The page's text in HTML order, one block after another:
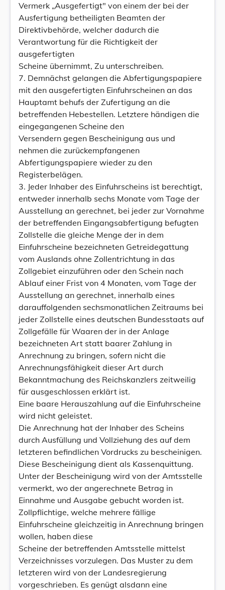
Vermerk „Ausgefertigt" von einem der bei der
Ausfertigung betheiligten Beamten der
Direktivbehörde, welcher dadurch die
Verantwortung für die Richtigkeit der
ausgefertigten
Scheine übernimmt, Zu unterschreiben.
7. Demnächst gelangen die Abfertigungspapiere
mit den ausgefertigten Einfuhrscheinen an das
Hauptamt behufs der Zufertigung an die
betreffenden Hebestellen. Letztere händigen die
eingegangenen Scheine den
Versendern gegen Bescheinigung aus und
nehmen die zurückempfangenen
Abfertigungspapiere wieder zu den
Registerbelägen.
3. Jeder Inhaber des Einfuhrscheins ist berechtigt,
entweder innerhalb sechs Monate vom Tage der
Ausstellung an gerechnet, bei jeder zur Vornahme
der betreffenden Eingangsabfertigung befugten
Zollstelle die gleiche Menge der in dem
Einfuhrscheine bezeichneten Getreidegattung
vom Auslands ohne Zollentrichtung in das
Zollgebiet einzuführen oder den Schein nach
Ablauf einer Frist von 4 Monaten, vom Tage der
Ausstellung an gerechnet, innerhalb eines
darauffolgenden sechsmonatlichen Zeitraums bei
jeder Zollstelle eines deutschen Bundesstaats auf
Zollgefälle für Waaren der in der Anlage
bezeichneten Art statt baarer Zahlung in
Anrechnung zu bringen, sofern nicht die
Anrechnungsfähigkeit dieser Art durch
Bekanntmachung des Reichskanzlers zeitweilig
für ausgeschlossen erklärt ist.
Eine baare Herauszahlung auf die Einfuhrscheine
wird nicht geleistet.
Die Anrechnung hat der Inhaber des Scheins
durch Ausfüllung und Vollziehung des auf dem
letzteren befindlichen Vordrucks zu bescheinigen.
Diese Bescheinigung dient als Kassenquittung.
Unter der Bescheinigung wird von der Amtsstelle
vermerkt, wo der angerechnete Betrag in
Einnahme und Ausgabe gebucht worden ist.
Zollpflichtige, welche mehrere fällige
Einfuhrscheine gleichzeitig in Anrechnung bringen
wollen, haben diese
Scheine der betreffenden Amtsstelle mittelst
Verzeichnisses vorzulegen. Das Muster zu dem
letzteren wird von der Landesregierung
vorgeschrieben. Es genügt alsdann eine